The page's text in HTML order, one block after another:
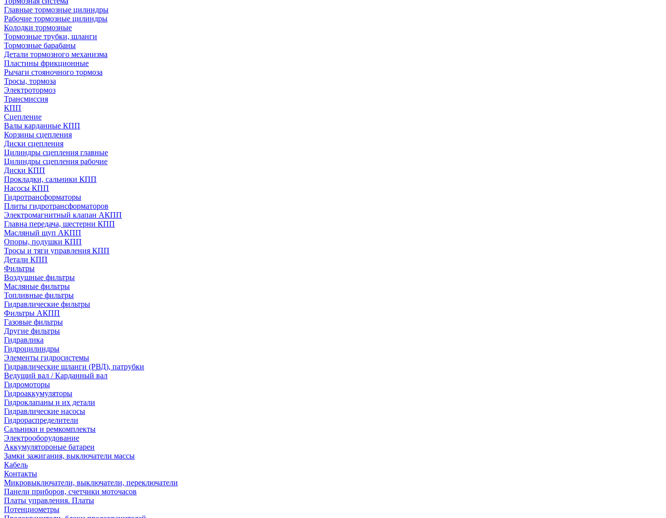
Главные тормозные цилиндры
Рабочие тормозные цилиндры
Колодки тормозные
Тормозные трубки, шланги
Тормозные барабаны
Детали тормозного механизма
Пластины фрикционные
Рычаги стояночного тормоза
Тросы, тормоза
Электротормоз
Трансмиссия
КПП
Сцепление
Валы карданные КПП
Корзины сцепления
Диски сцепления
Цилиндры сцепления главные
Цилиндры сцепления рабочие
Диски КПП
Прокладки, сальники КПП
Насосы КПП
Гидротрансформаторы
Плиты гидротрансформаторов
Электромагнитный клапан АКПП
Главна передача, шестерни КПП
Масляный щуп АКПП
Опоры, подушки КПП
Тросы и тяги управления КПП
Детали КПП
Фильтры
Воздушные фильтры
Масляные фильтры
Топливные фильтры
Гидравлические фильтры
Фильтры АКПП
Газовые фильтры
Другие фильтры
Гидравлика
Гидроцилиндры
Элементы гидросистемы
Гидравлические шланги (РВД), патрубки
Ведущий вал / Карданный вал
Гидромоторы
Гидроаккумуляторы
Гидроклапаны и их детали
Гидравлические насосы
Гидрораспределители
Сальники и ремкомплекты
Электрооборудование
Аккумулятороные батареи
Замки зажигания, выключатели массы
Кабель
Контакты
Микровыключатели, выключатели, переключатели
Панели приборов, счетчики моточасов
Платы управления. Платы
Потенциометры